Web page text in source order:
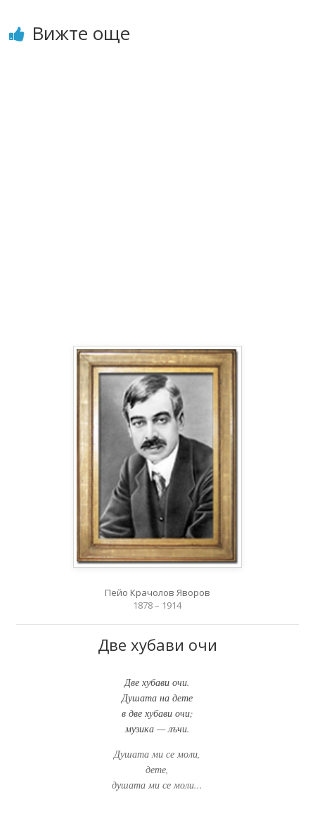
Вижте още
Пейо Крачолов Яворов
1878 – 1914
Две хубави очи
Две хубави очи.
Душата на дете
в две хубави очи;
музика — лъчи.
Душата ми се моли,
дете,
душата ми се моли...